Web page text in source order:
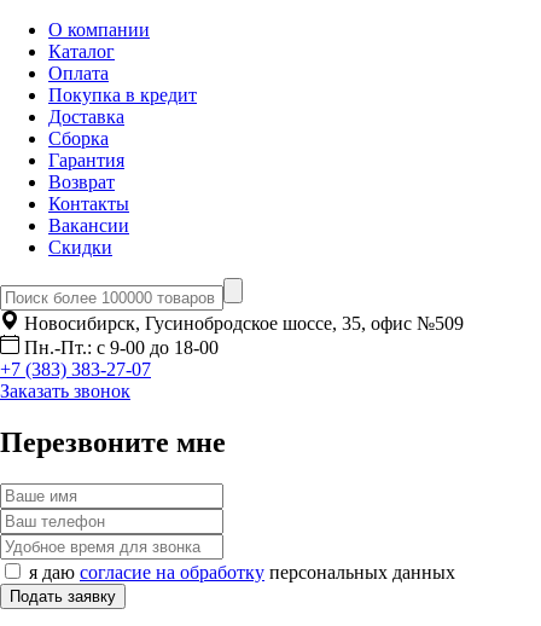
О компании
Каталог
Оплата
Покупка в кредит
Доставка
Сборка
Гарантия
Возврат
Контакты
Вакансии
Скидки
Новосибирск, Гусинобродское шоссе, 35, офис №509
Пн.-Пт.: с 9-00 до 18-00
+7 (383) 383-27-07
Заказать звонок
Перезвоните мне
я даю согласие на обработку персональных данных